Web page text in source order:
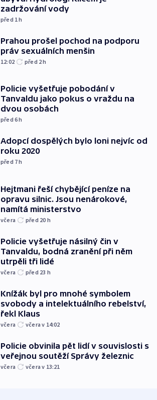
zadržování vody
před 1h
Prahou prošel pochod na podporu
práv sexuálních menšin
12:02 před 2h
Policie vyšetřuje pobodání v
Tanvaldu jako pokus o vraždu na
dvou osobách
před 6h
Adopcí dospělých bylo loni nejvíc od
roku 2020
před 7h
Hejtmani řeší chybějící peníze na
opravu silnic. Jsou nenárokové,
namítá ministerstvo
včera před 20 h
Policie vyšetřuje násilný čin v
Tanvaldu, bodná zranění při něm
utrpěli tři lidé
včera před 23 h
Knížák byl pro mnohé symbolem
svobody a intelektuálního rebelství,
řekl Klaus
včera včera v 14:02
Policie obvinila pět lidí v souvislosti s
veřejnou soutěží Správy železnic
včera včera v 13:21